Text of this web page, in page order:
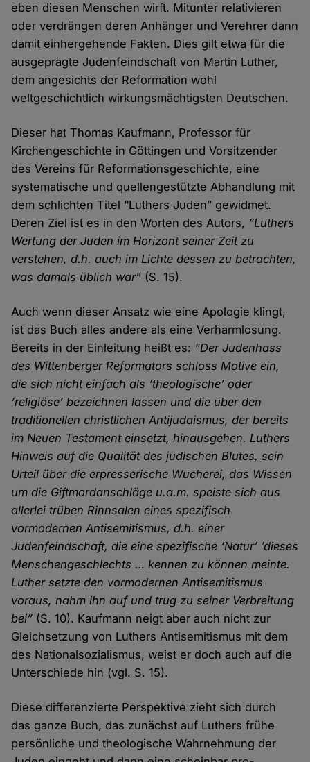
eben diesen Menschen wirft. Mitunter relativieren
oder verdrängen deren Anhänger und Verehrer dann
damit einhergehende Fakten. Dies gilt etwa für die
ausgeprägte Judenfeindschaft von Martin Luther,
dem angesichts der Reformation wohl
weltgeschichtlich wirkungsmächtigsten Deutschen.
Dieser hat Thomas Kaufmann, Professor für
Kirchengeschichte in Göttingen und Vorsitzender
des Vereins für Reformationsgeschichte, eine
systematische und quellengestützte Abhandlung mit
dem schlichten Titel “Luthers Juden” gewidmet.
Deren Ziel ist es in den Worten des Autors, “Luthers
Wertung der Juden im Horizont seiner Zeit zu
verstehen, d.h. auch im Lichte dessen zu betrachten,
was damals üblich war” (S. 15).
Auch wenn dieser Ansatz wie eine Apologie klingt,
ist das Buch alles andere als eine Verharmlosung.
Bereits in der Einleitung heißt es: “Der Judenhass
des Wittenberger Reformators schloss Motive ein,
die sich nicht einfach als ‘theologische’ oder
‘religiöse’ bezeichnen lassen und die über den
traditionellen christlichen Antijudaismus, der bereits
im Neuen Testament einsetzt, hinausgehen. Luthers
Hinweis auf die Qualität des jüdischen Blutes, sein
Urteil über die erpresserische Wucherei, das Wissen
um die Giftmordanschläge u.a.m. speiste sich aus
allerlei trüben Rinnsalen eines spezifisch
vormodernen Antisemitismus, d.h. einer
Judenfeindschaft, die eine spezifische ‘Natur’ ’dieses
Menschengeschlechts … kennen zu können meinte.
Luther setzte den vormodernen Antisemitismus
voraus, nahm ihn auf und trug zu seiner Verbreitung
bei” (S. 10). Kaufmann neigt aber auch nicht zur
Gleichsetzung von Luthers Antisemitismus mit dem
des Nationalsozialismus, weist er doch auch auf die
Unterschiede hin (vgl. S. 15).
Diese differenzierte Perspektive zieht sich durch
das ganze Buch, das zunächst auf Luthers frühe
persönliche und theologische Wahrnehmung der